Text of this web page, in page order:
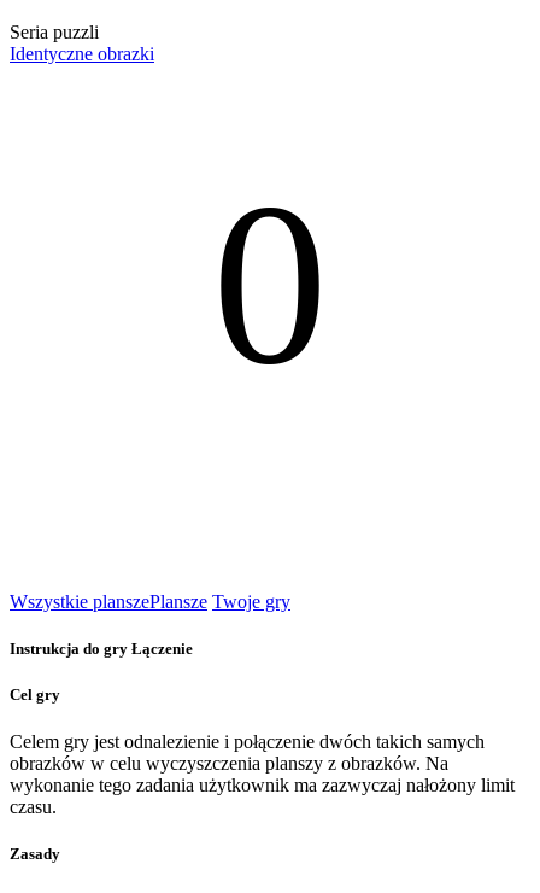
Seria puzzli
Identyczne obrazki
0
Wszystkie planszePlansze Twoje gry
Instrukcja do gry Łączenie
Cel gry
Celem gry jest odnalezienie i połączenie dwóch takich samych
obrazków w celu wyczyszczenia planszy z obrazków. Na
wykonanie tego zadania użytkownik ma zazwyczaj nałożony limit
czasu.
Zasady